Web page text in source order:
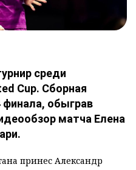
среди
Cup. Сборная
обыграв
матча Елена
принес Александр